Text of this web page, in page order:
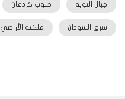
جبال النوبة جنوب كردفان
شرق السودان ملكية الأراضي